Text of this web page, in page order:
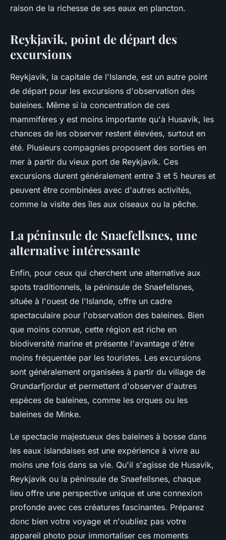
raison de la richesse de ses eaux en plancton.
Reykjavik, point de départ des
excursions
Reykjavik, la capitale de l'Islande, est un autre point
de départ pour les excursions d'observation des
baleines. Même si la concentration de ces
mammifères y est moins importante qu'à Husavik, les
chances de les observer restent élevées, surtout en
été. Plusieurs compagnies proposent des sorties en
mer à partir du vieux port de Reykjavik. Ces
excursions durent généralement entre 3 et 5 heures et
peuvent être combinées avec d'autres activités,
comme la visite des îles aux oiseaux ou la pêche.
La péninsule de Snaefellsnes, une
alternative intéressante
Enfin, pour ceux qui cherchent une alternative aux
spots traditionnels, la péninsule de Snaefellsnes,
située à l'ouest de l'Islande, offre un cadre
spectaculaire pour l'observation des baleines. Bien
que moins connue, cette région est riche en
biodiversité marine et présente l'avantage d'être
moins fréquentée par les touristes. Les excursions
sont généralement organisées à partir du village de
Grundarfjordur et permettent d'observer d'autres
espèces de baleines, comme les orques ou les
baleines de Minke.
Le spectacle majestueux des baleines à bosse dans
les eaux islandaises est une expérience à vivre au
moins une fois dans sa vie. Qu'il s'agisse de Husavik,
Reykjavik ou la péninsule de Snaefellsnes, chaque
lieu offre une perspective unique et une connexion
profonde avec ces créatures fascinantes. Préparez
donc bien votre voyage et n'oubliez pas votre
appareil photo pour immortaliser ces moments